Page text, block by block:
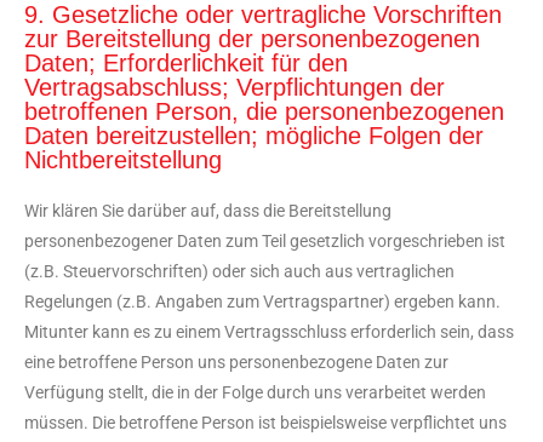
9. Gesetzliche oder vertragliche Vorschriften
zur Bereitstellung der personenbezogenen
Daten; Erforderlichkeit für den
Vertragsabschluss; Verpflichtungen der
betroffenen Person, die personenbezogenen
Daten bereitzustellen; mögliche Folgen der
Nichtbereitstellung
Wir klären Sie darüber auf, dass die Bereitstellung
personenbezogener Daten zum Teil gesetzlich vorgeschrieben ist
(z.B. Steuervorschriften) oder sich auch aus vertraglichen
Regelungen (z.B. Angaben zum Vertragspartner) ergeben kann.
Mitunter kann es zu einem Vertragsschluss erforderlich sein, dass
eine betroffene Person uns personenbezogene Daten zur
Verfügung stellt, die in der Folge durch uns verarbeitet werden
müssen. Die betroffene Person ist beispielsweise verpflichtet uns